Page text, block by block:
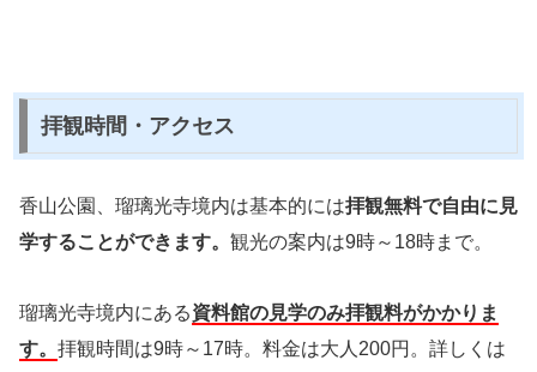
拝観時間・アクセス
香山公園、瑠璃光寺境内は基本的には拝観無料で自由に見
学することができます。 観光の案内は9時～18時まで。
瑠璃光寺境内にある資料館の見学のみ拝観料がかかりま
す。 拝観時間は9時～17時。料金は大人200円。詳しくは